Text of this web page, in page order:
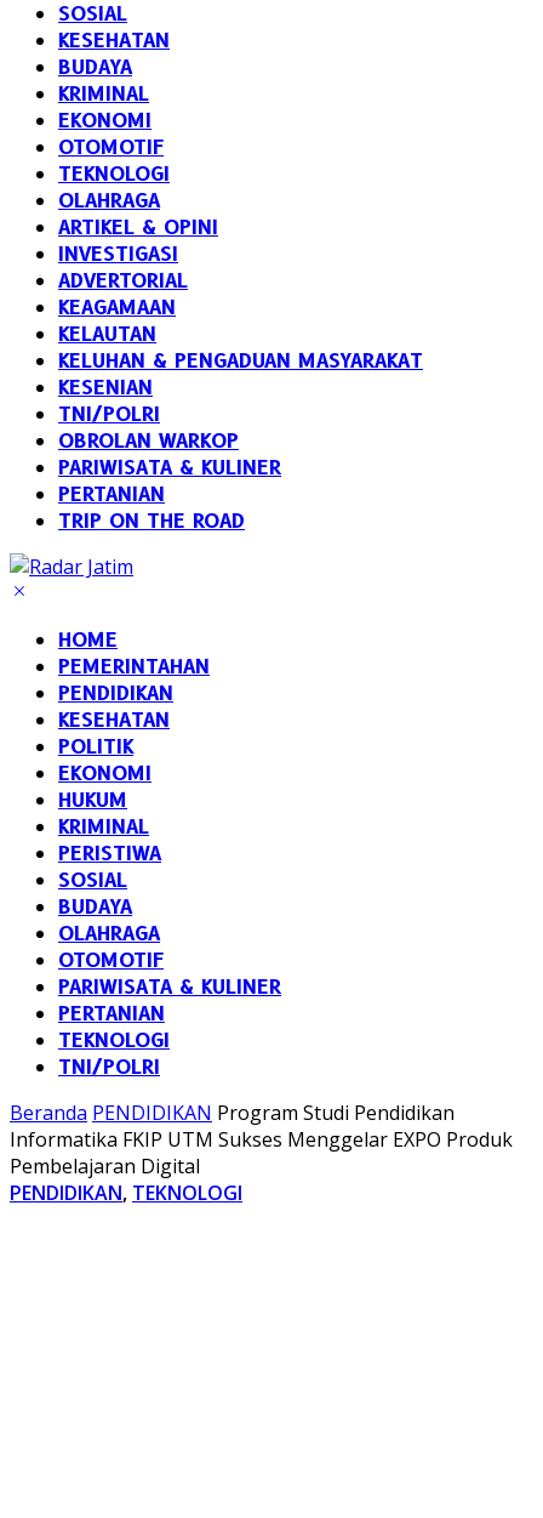
SOSIAL
KESEHATAN
BUDAYA
KRIMINAL
EKONOMI
OTOMOTIF
TEKNOLOGI
OLAHRAGA
ARTIKEL & OPINI
INVESTIGASI
ADVERTORIAL
KEAGAMAAN
KELAUTAN
KELUHAN & PENGADUAN MASYARAKAT
KESENIAN
TNI/POLRI
OBROLAN WARKOP
PARIWISATA & KULINER
PERTANIAN
TRIP ON THE ROAD
HOME
PEMERINTAHAN
PENDIDIKAN
KESEHATAN
POLITIK
EKONOMI
HUKUM
KRIMINAL
PERISTIWA
SOSIAL
BUDAYA
OLAHRAGA
OTOMOTIF
PARIWISATA & KULINER
PERTANIAN
TEKNOLOGI
TNI/POLRI
Beranda PENDIDIKAN Program Studi Pendidikan
Informatika FKIP UTM Sukses Menggelar EXPO Produk
Pembelajaran Digital
PENDIDIKAN, TEKNOLOGI